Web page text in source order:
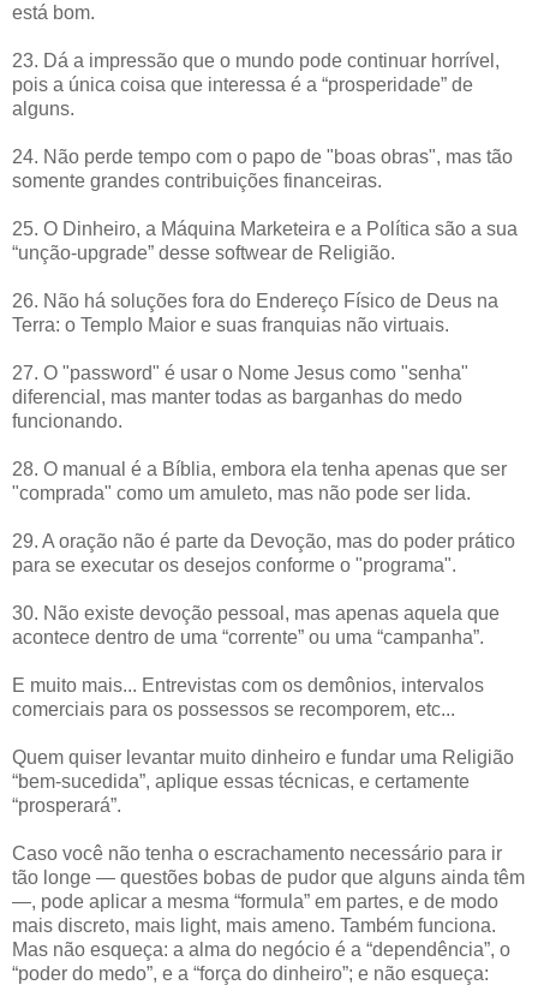
está bom.
23. Dá a impressão que o mundo pode continuar horrível,
pois a única coisa que interessa é a “prosperidade” de
alguns.
24. Não perde tempo com o papo de "boas obras", mas tão
somente grandes contribuições financeiras.
25. O Dinheiro, a Máquina Marketeira e a Política são a sua
“unção-upgrade” desse softwear de Religião.
26. Não há soluções fora do Endereço Físico de Deus na
Terra: o Templo Maior e suas franquias não virtuais.
27. O "password" é usar o Nome Jesus como "senha"
diferencial, mas manter todas as barganhas do medo
funcionando.
28. O manual é a Bíblia, embora ela tenha apenas que ser
"comprada" como um amuleto, mas não pode ser lida.
29. A oração não é parte da Devoção, mas do poder prático
para se executar os desejos conforme o "programa".
30. Não existe devoção pessoal, mas apenas aquela que
acontece dentro de uma “corrente” ou uma “campanha”.
E muito mais... Entrevistas com os demônios, intervalos
comerciais para os possessos se recomporem, etc...
Quem quiser levantar muito dinheiro e fundar uma Religião
“bem-sucedida”, aplique essas técnicas, e certamente
“prosperará”.
Caso você não tenha o escrachamento necessário para ir
tão longe — questões bobas de pudor que alguns ainda têm
—, pode aplicar a mesma “formula” em partes, e de modo
mais discreto, mais light, mais ameno. Também funciona.
Mas não esqueça: a alma do negócio é a “dependência”, o
“poder do medo”, e a “força do dinheiro”; e não esqueça: